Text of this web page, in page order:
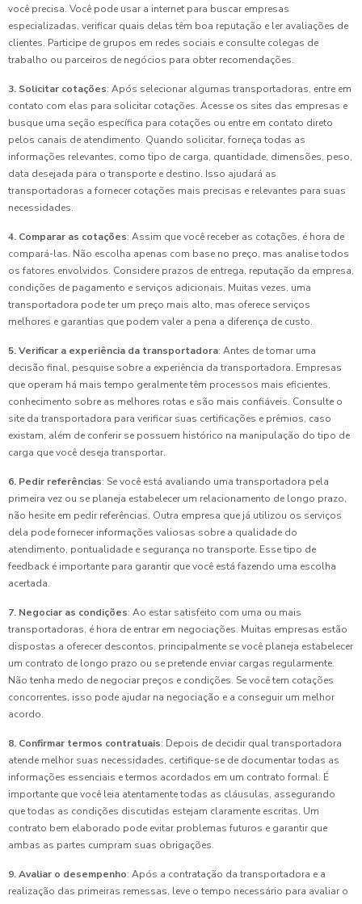
você precisa. Você pode usar a internet para buscar empresas
especializadas, verificar quais delas têm boa reputação e ler avaliações de
clientes. Participe de grupos em redes sociais e consulte colegas de
trabalho ou parceiros de negócios para obter recomendações.
3. Solicitar cotações: Após selecionar algumas transportadoras, entre em
contato com elas para solicitar cotações. Acesse os sites das empresas e
busque uma seção específica para cotações ou entre em contato direto
pelos canais de atendimento. Quando solicitar, forneça todas as
informações relevantes, como tipo de carga, quantidade, dimensões, peso,
data desejada para o transporte e destino. Isso ajudará as
transportadoras a fornecer cotações mais precisas e relevantes para suas
necessidades.
4. Comparar as cotações: Assim que você receber as cotações, é hora de
compará-las. Não escolha apenas com base no preço, mas analise todos
os fatores envolvidos. Considere prazos de entrega, reputação da empresa,
condições de pagamento e serviços adicionais. Muitas vezes, uma
transportadora pode ter um preço mais alto, mas oferece serviços
melhores e garantias que podem valer a pena a diferença de custo.
5. Verificar a experiência da transportadora: Antes de tomar uma
decisão final, pesquise sobre a experiência da transportadora. Empresas
que operam há mais tempo geralmente têm processos mais eficientes,
conhecimento sobre as melhores rotas e são mais confiáveis. Consulte o
site da transportadora para verificar suas certificações e prêmios, caso
existam, além de conferir se possuem histórico na manipulação do tipo de
carga que você deseja transportar.
6. Pedir referências: Se você está avaliando uma transportadora pela
primeira vez ou se planeja estabelecer um relacionamento de longo prazo,
não hesite em pedir referências. Outra empresa que já utilizou os serviços
dela pode fornecer informações valiosas sobre a qualidade do
atendimento, pontualidade e segurança no transporte. Esse tipo de
feedback é importante para garantir que você está fazendo uma escolha
acertada.
7. Negociar as condições: Ao estar satisfeito com uma ou mais
transportadoras, é hora de entrar em negociações. Muitas empresas estão
dispostas a oferecer descontos, principalmente se você planeja estabelecer
um contrato de longo prazo ou se pretende enviar cargas regularmente.
Não tenha medo de negociar preços e condições. Se você tem cotações
concorrentes, isso pode ajudar na negociação e a conseguir um melhor
acordo.
8. Confirmar termos contratuais: Depois de decidir qual transportadora
atende melhor suas necessidades, certifique-se de documentar todas as
informações essenciais e termos acordados em um contrato formal. É
importante que você leia atentamente todas as cláusulas, assegurando
que todas as condições discutidas estejam claramente escritas. Um
contrato bem elaborado pode evitar problemas futuros e garantir que
ambas as partes cumpram suas obrigações.
9. Avaliar o desempenho: Após a contratação da transportadora e a
realização das primeiras remessas, leve o tempo necessário para avaliar o